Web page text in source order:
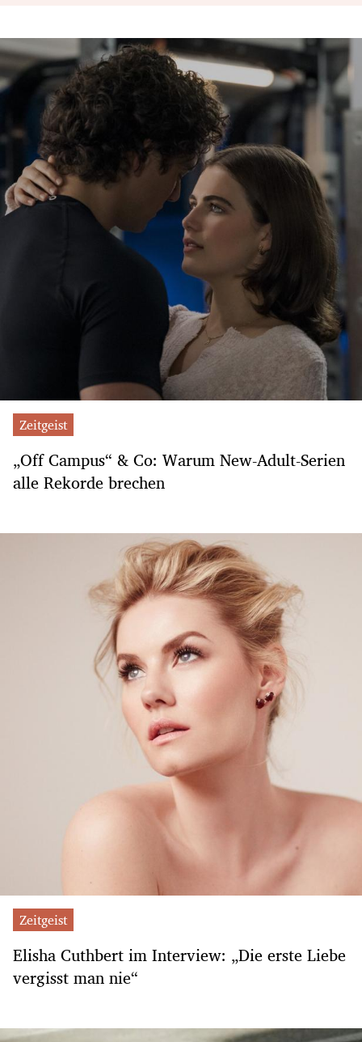
Zeitgeist
„Off Campus“ & Co: Warum New-Adult-Serien
alle Rekorde brechen
Zeitgeist
Elisha Cuthbert im Interview: „Die erste Liebe
vergisst man nie“